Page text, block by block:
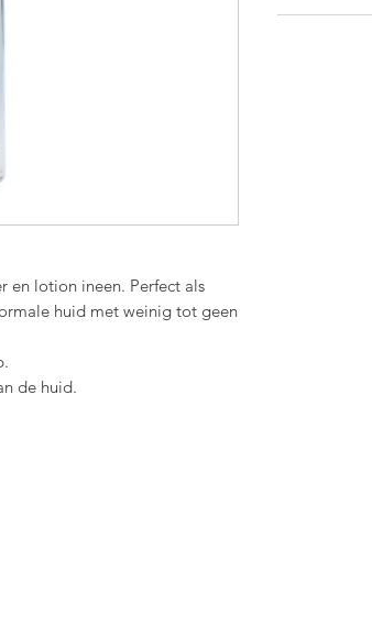
en lotion ineen. Perfect als
huid met weinig tot geen
de huid.